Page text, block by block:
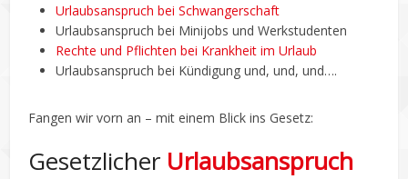
Urlaubsanspruch bei Schwangerschaft
Urlaubsanspruch bei Minijobs und Werkstudenten
Rechte und Pflichten bei Krankheit im Urlaub
Urlaubsanspruch bei Kündigung und, und, und….
Fangen wir vorn an – mit einem Blick ins Gesetz:
Gesetzlicher Urlaubsanspruch